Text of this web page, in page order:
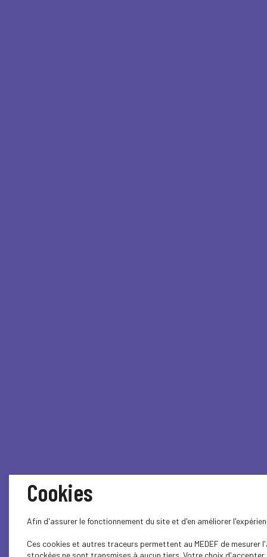
Cookies
Afin d'assurer le fonctionnement du site et d'en améliorer
Ces cookies et autres traceurs permettent au MEDEF de
stockées ne sont transmises à aucun tiers. Votre choix